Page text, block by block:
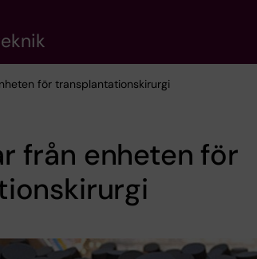
för transplantationskirurgi
från enheten för